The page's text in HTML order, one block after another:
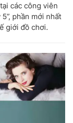
các công viên
phần mới nhất
giới đồ chơi.